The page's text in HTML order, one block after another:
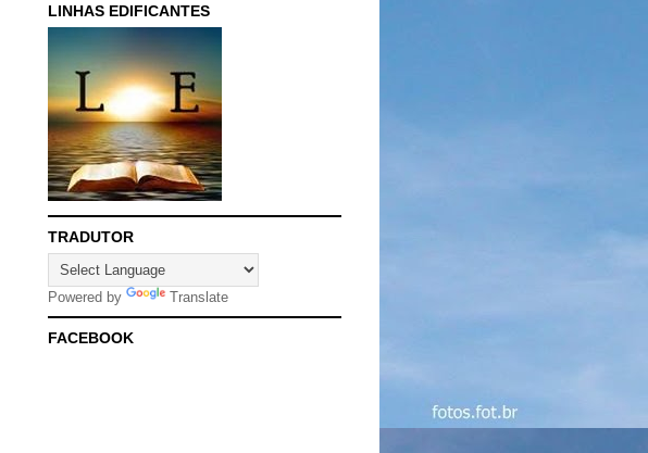
LINHAS EDIFICANTES
TRADUTOR
Powered by Translate
FACEBOOK